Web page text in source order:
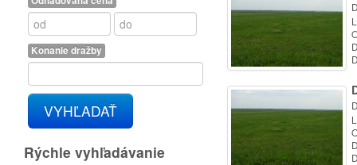
Konanie dražby
VYHĽADAŤ
Rýchle vyhľadávanie